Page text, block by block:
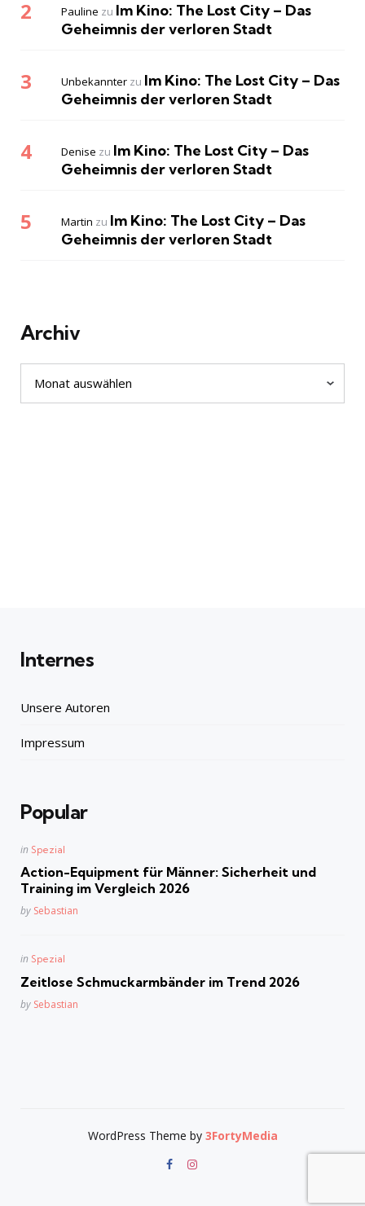
Pauline zu Im Kino: The Lost City – Das
Geheimnis der verloren Stadt
Unbekannter zu Im Kino: The Lost City – Das
Geheimnis der verloren Stadt
Denise zu Im Kino: The Lost City – Das
Geheimnis der verloren Stadt
Martin zu Im Kino: The Lost City – Das
Geheimnis der verloren Stadt
Archiv
Archiv
Internes
Unsere Autoren
Impressum
Popular
Posted
in Spezial
Action-Equipment für Männer: Sicherheit und
Training im Vergleich 2026
Posted
by Sebastian
Posted
in Spezial
Zeitlose Schmuckarmbänder im Trend 2026
Posted
by Sebastian
WordPress Theme by 3FortyMedia